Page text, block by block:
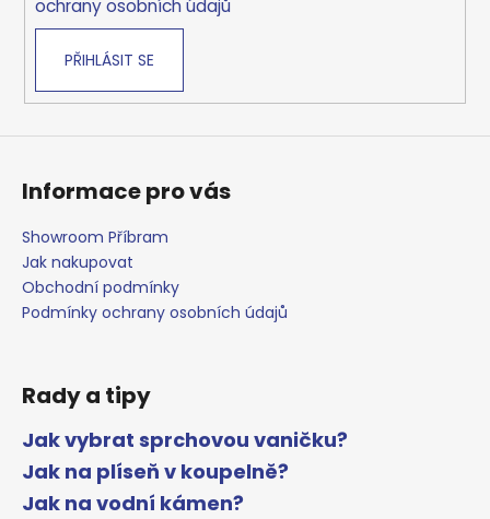
ý
p
ochrany osobních údajů
PŘIHLÁSIT SE
Informace pro vás
Showroom Příbram
Jak nakupovat
Obchodní podmínky
Podmínky ochrany osobních údajů
Rady a tipy
Jak vybrat sprchovou vaničku?
Jak na plíseň v koupelně?
Jak na vodní kámen?